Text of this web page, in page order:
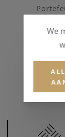
wie houdt van
Belangrijkste
RFID-
Ruimte
Kleur:
Extra
EOR-
2 Jaar
We